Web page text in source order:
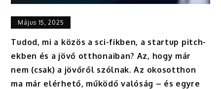
Május 15, 2025
Tudod, mi a közös a sci-fikben, a startup pitch-
ekben és a jövő otthonaiban? Az, hogy már
nem (csak) a jövőről szólnak. Az okosotthon
ma már elérhető, működő valóság – és egyre